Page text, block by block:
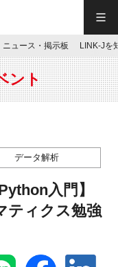
ニュース・掲示板 LINK-Jを
ント
データ解析
入門】
ティクス勉強